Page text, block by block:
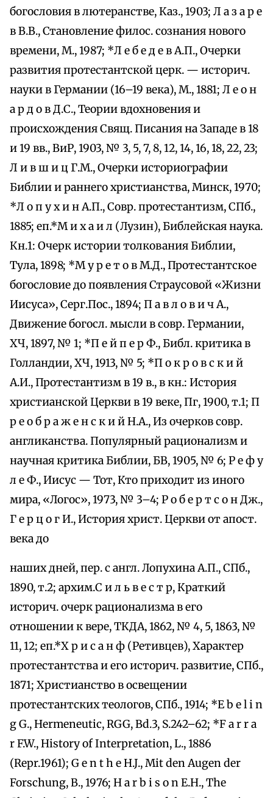
богословия в лютеранстве, Каз., 1903; Л а з а р е
в В.В., Становление филос. сознания нового
времени, М., 1987; *Л е б е д е в А.П., Очерки
развития протестантской церк. — историч.
науки в Германии (16–19 века), М., 1881; Л е о н
а р д о в Д.С., Теории вдохновения и
происхождения Свящ. Писания на Западе в 18
и 19 вв., ВиР, 1903, № 3, 5, 7, 8, 12, 14, 16, 18, 22, 23;
Л и в ш и ц Г.М., Очерки историографии
Библии и раннего христианства, Минск, 1970;
*Л о п у х и н А.П., Совр. протестантизм, СПб.,
1885; еп.*М и х а и л (Лузин), Библейская наука.
Кн.1: Очерк истории толкования Библии,
Тула, 1898; *М у р е т о в М.Д., Протестантское
богословие до появления Страусовой «Жизни
Иисуса», Серг.Пос., 1894; П а в л о в и ч А.,
Движение богосл. мысли в совр. Германии,
ХЧ, 1897, № 1; *П е й п е р Ф., Библ. критика в
Голландии, ХЧ, 1913, № 5; *П о к р о в с к и й
А.И., Протестантизм в 19 в., в кн.: История
христианской Церкви в 19 веке, Пг, 1900, т.1; П
р е о б р а ж е н с к и й Н.А., Из очерков совр.
англиканства. Популярный рационализм и
научная критика Библии, БВ, 1905, № 6; Р е ф у
л е Ф., Иисус — Тот, Кто приходит из иного
мира, «Логос», 1973, № 3–4; Р о б е р т с о н Дж.,
Г е р ц о г И., История христ. Церкви от апост.
века до
наших дней, пер. с англ. Лопухина А.П., СПб.,
1890, т.2; архим.С и л ь в е с т р, Краткий
историч. очерк рационализма в его
отношении к вере, ТКДА, 1862, № 4, 5, 1863, №
11, 12; еп.*Х р и с а н ф (Ретивцев), Характер
протестантства и его историч. развитие, СПб.,
1871; Христианство в освещении
протестантских теологов, СПб., 1914; *E b e l i n
g G., Hermeneutic, RGG, Bd.3, S.242–62; *F a r r a
r F.W., History of Interpretation, L., 1886
(Repr.1961); G e n t h e H.J., Mit den Augen der
Forschung, B., 1976; H a r b i s o n E.H., The